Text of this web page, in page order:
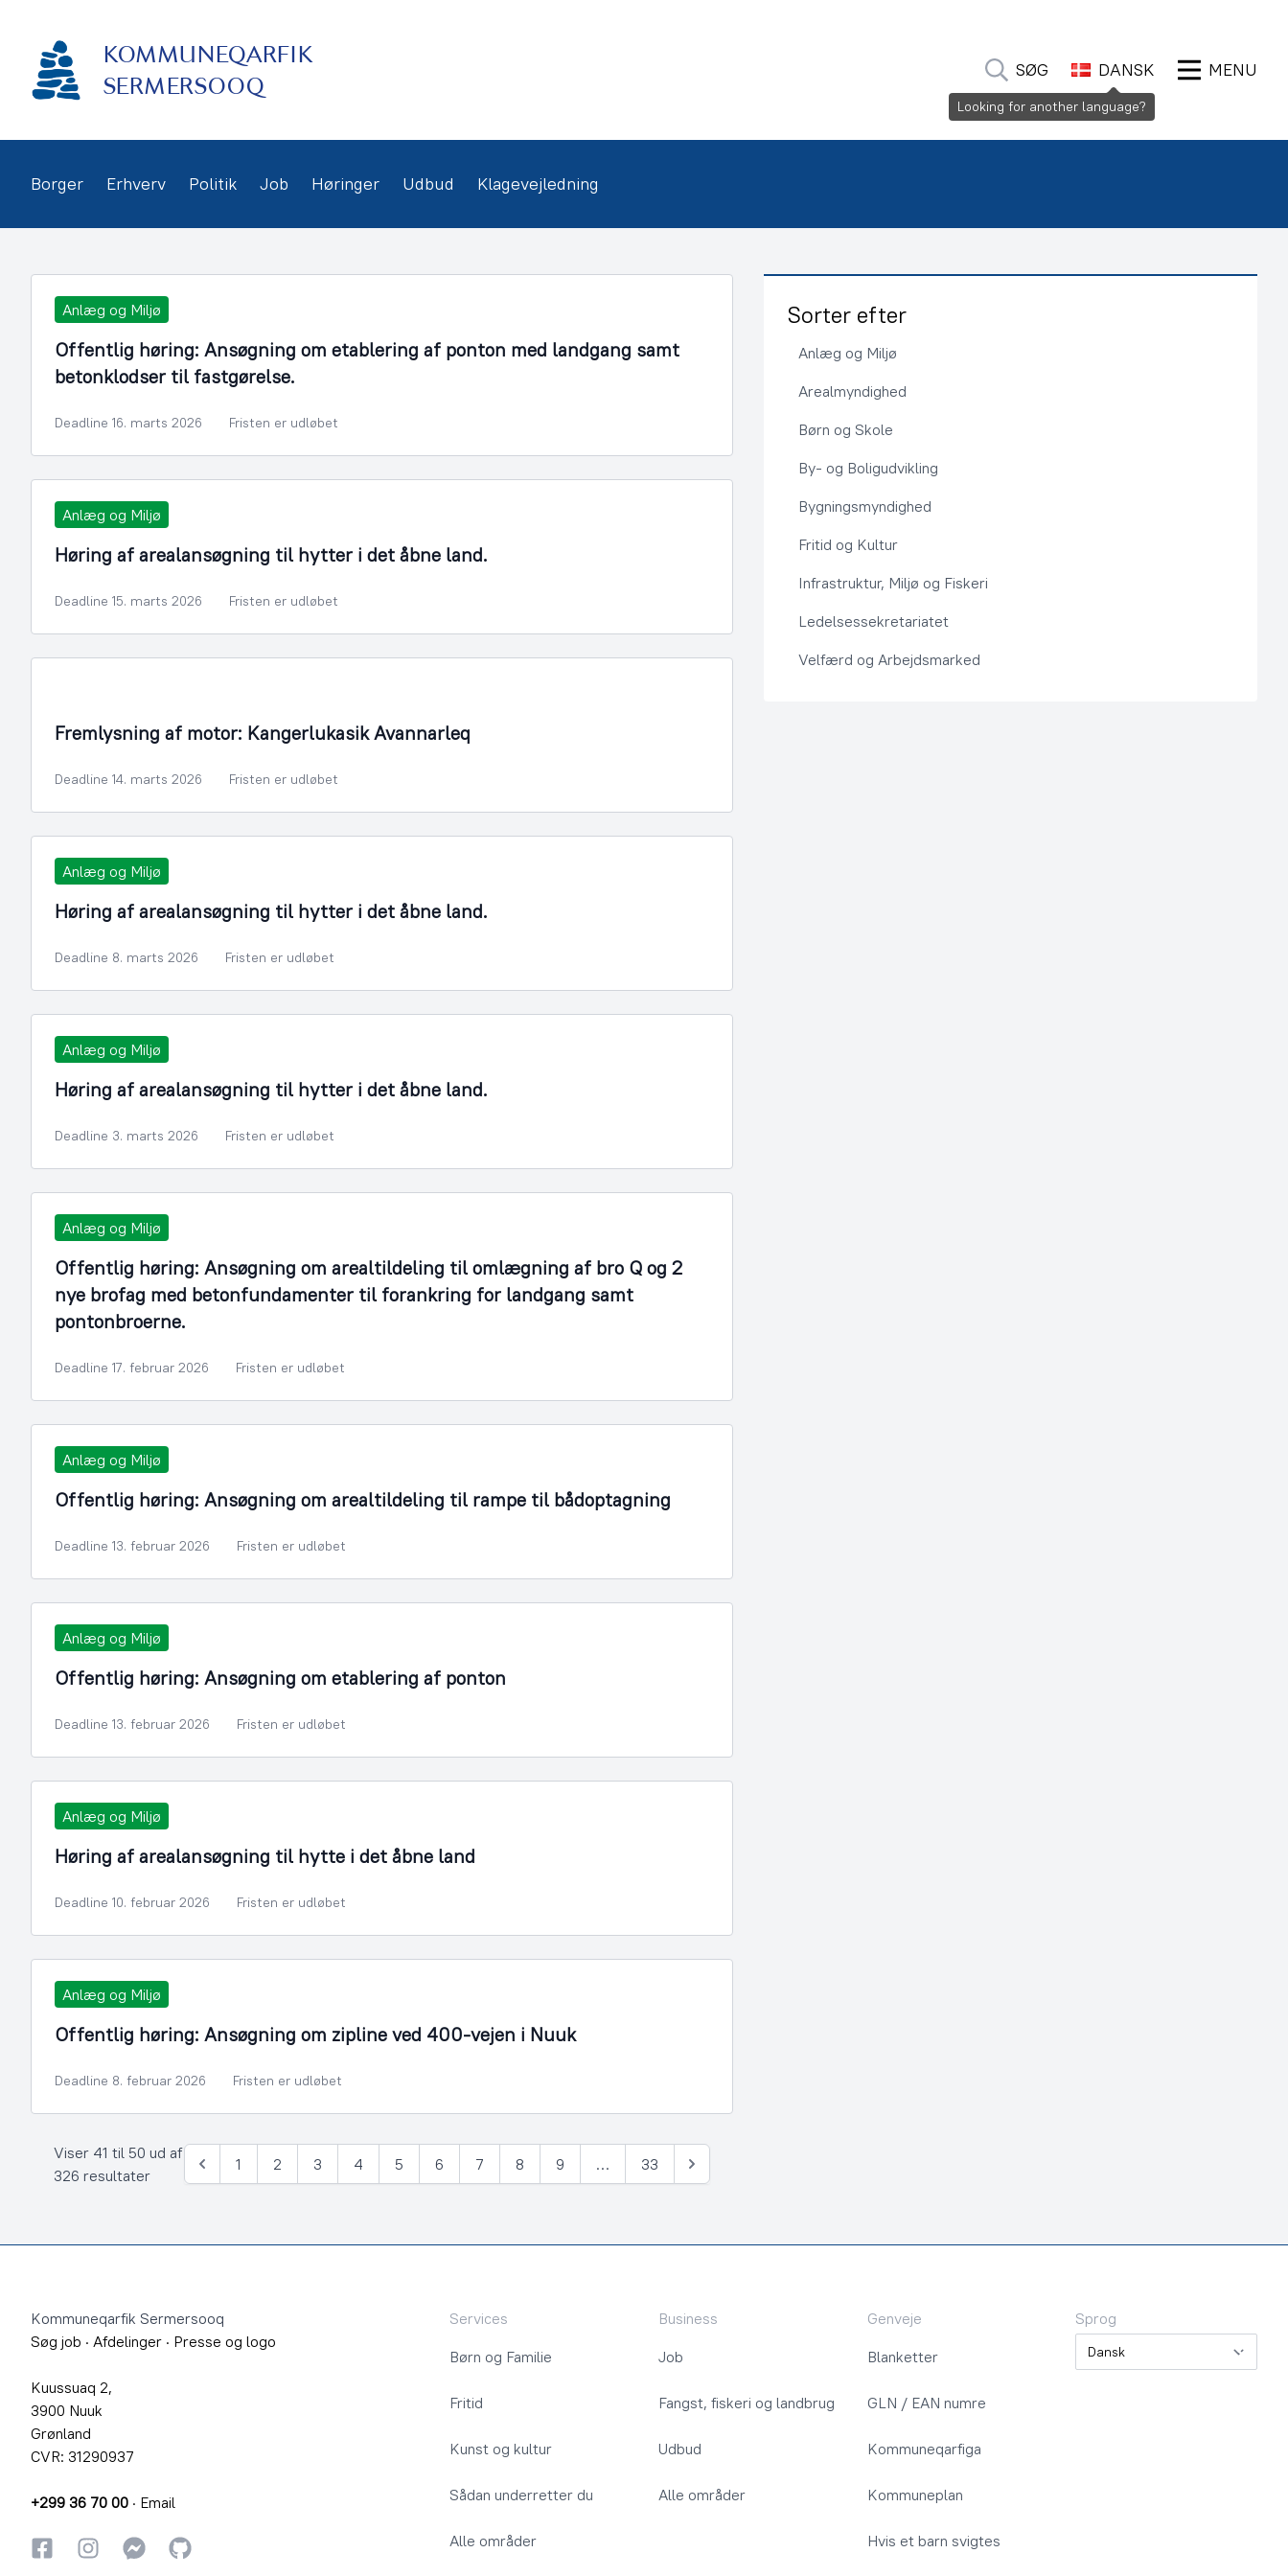
indhold
KOMMUNEQARFIK
SERMERSOOQ
SØG DANSK MENU
Borger Erhverv Politik Job Høringer Udbud Klagevejledning
Anlæg og Miljø
Offentlig høring: Ansøgning om etablering af ponton med landgang samt
betonklodser til fastgørelse.
Deadline 16. marts 2026 Fristen er udløbet
Anlæg og Miljø
Høring af arealansøgning til hytter i det åbne land.
Deadline 15. marts 2026 Fristen er udløbet
Fremlysning af motor: Kangerlukasik Avannarleq
Deadline 14. marts 2026 Fristen er udløbet
Anlæg og Miljø
Høring af arealansøgning til hytter i det åbne land.
Deadline 8. marts 2026 Fristen er udløbet
Anlæg og Miljø
Høring af arealansøgning til hytter i det åbne land.
Deadline 3. marts 2026 Fristen er udløbet
Anlæg og Miljø
Offentlig høring: Ansøgning om arealtildeling til omlægning af bro Q og 2
nye brofag med betonfundamenter til forankring for landgang samt
pontonbroerne.
Deadline 17. februar 2026 Fristen er udløbet
Anlæg og Miljø
Offentlig høring: Ansøgning om arealtildeling til rampe til bådoptagning
Deadline 13. februar 2026 Fristen er udløbet
Anlæg og Miljø
Offentlig høring: Ansøgning om etablering af ponton
Deadline 13. februar 2026 Fristen er udløbet
Anlæg og Miljø
Høring af arealansøgning til hytte i det åbne land
Deadline 10. februar 2026 Fristen er udløbet
Anlæg og Miljø
Offentlig høring: Ansøgning om zipline ved 400-vejen i Nuuk
Deadline 8. februar 2026 Fristen er udløbet
Viser 41 til 50 ud af
326 resultater
Forrige
1 2 3 4 5 6 7 8 9 … 33
Næste
Sorter efter
Anlæg og Miljø
Arealmyndighed
Børn og Skole
By- og Boligudvikling
Bygningsmyndighed
Fritid og Kultur
Infrastruktur, Miljø og Fiskeri
Ledelsessekretariatet
Velfærd og Arbejdsmarked
Kommuneqarfik Sermersooq
Søg job · Afdelinger · Presse og logo
Kuussuaq 2,
3900 Nuuk
Grønland
CVR: 31290937
+299 36 70 00 · Email
FacebookInstagramInstagram
GitHub
Services
Børn og Familie
Fritid
Kunst og kultur
Sådan underretter du
Alle områder
Business
Job
Fangst, fiskeri og landbrug
Udbud
Alle områder
Genveje
Blanketter
GLN / EAN numre
Kommuneqarfiga
Kommuneplan
Hvis et barn svigtes
Sprog
Sprog
Looking for another language?